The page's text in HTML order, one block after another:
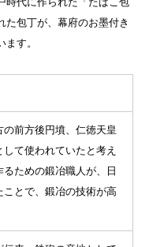
た包丁が、幕府のお墨付き
す。
前方後円墳、仁徳天皇
て使われていたと考え
ための鍛冶職人が、日
とで、鍛冶の技術が高